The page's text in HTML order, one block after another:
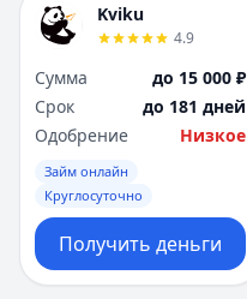
Kviku
4.9
Сумма
до 15 000 ₽
Срок
до 181 дней
Одобрение
Низкое
Займ онлайн
Круглосуточно
Получить деньги